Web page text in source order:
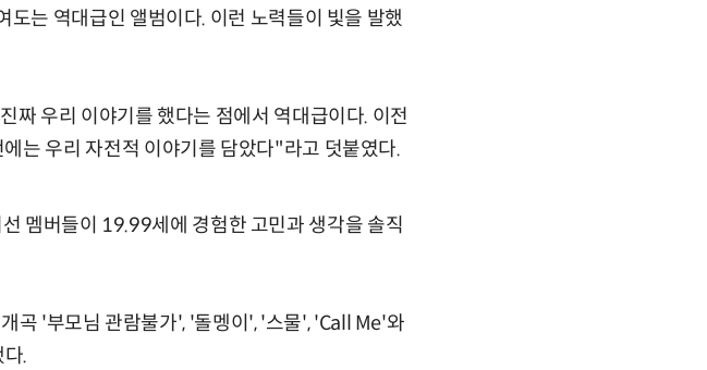
도는 역대급인 앨범이다. 이런 노력들이 빛을 발했
짜 우리 이야기를 했다는 점에서 역대급이다. 이전
는 우리 자전적 이야기를 담았다"라고 덧붙였다.
멤버들이 19.99세에 경험한 고민과 생각을 솔직
곡 '부모님 관람불가', '돌멩이', '스물', 'Call Me'와
.